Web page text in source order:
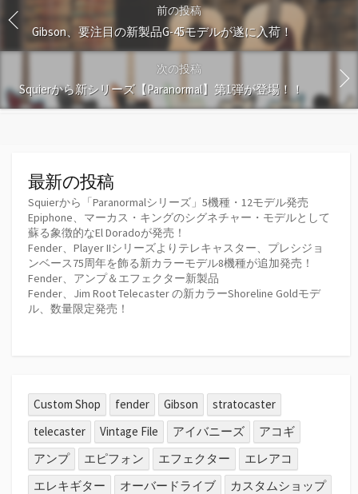
前の投稿
Gibson、要注目の新製品G-45モデルが遂に入荷！
次の投稿
Squierから新シリーズ【Paranormal】第1弾が登場！！
最新の投稿
Squierから「Paranormalシリーズ」5機種・12モデル発売
Epiphone、マーカス・キングのシグネチャー・モデルとして
蘇る象徴的なEl Doradoが発売！
Fender、Player IIシリーズよりテレキャスター、プレシジョ
ンベース75周年を飾る新カラーモデル8機種が追加発売！
Fender、アンプ＆エフェクター新製品
Fender、Jim Root Telecaster の新カラーShoreline Goldモデ
ル、数量限定発売！
Custom Shop fender Gibson
stratocaster
telecaster
Vintage File アイバニーズ
アコギ
アンプ
エピフォン エフェクター
エレアコ
エレキギター
オーバードライブ
カスタムショップ